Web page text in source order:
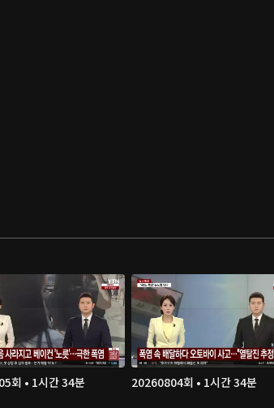
회 • 1시간 34분 20260804회 • 1시간 34분